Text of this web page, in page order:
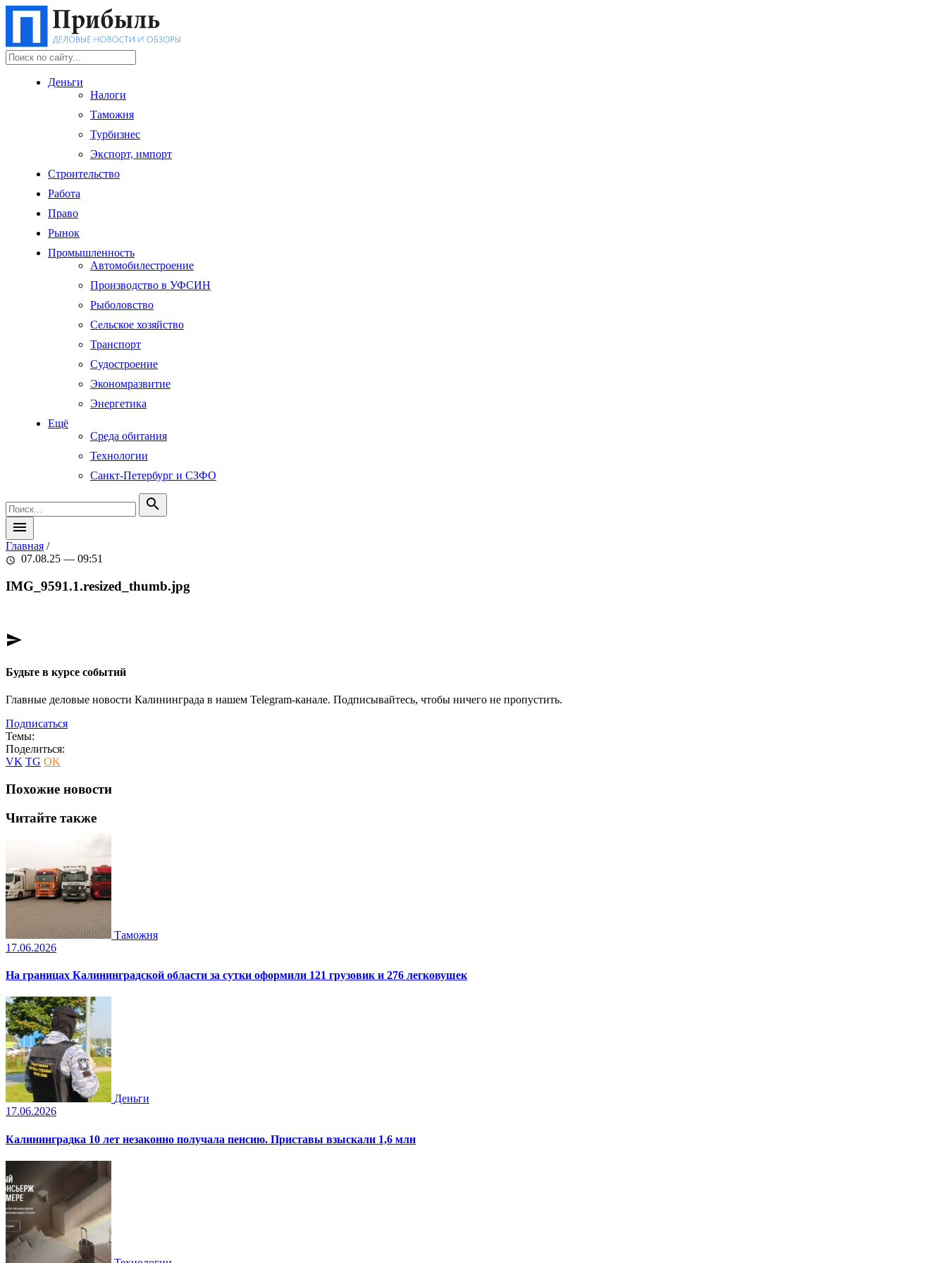
Деньги
Налоги
Таможня
Турбизнес
Экспорт, импорт
Строительство
Работа
Право
Рынок
Промышленность
Автомобилестроение
Производство в УФСИН
Рыболовство
Сельское хозяйство
Транспорт
Судостроение
Экономразвитие
Энергетика
Ещё
Среда обитания
Технологии
Санкт-Петербург и СЗФО
search
menu
Главная /
schedule 07.08.25 — 09:51
IMG_9591.1.resized_thumb.jpg
send
Будьте в курсе событий
Главные деловые новости Калининграда в нашем Telegram-канале. Подписывайтесь, чтобы ничего не пропустить.
Подписаться
Темы:
Поделиться:
VK TG OK
Похожие новости
Читайте также
Таможня
17.06.2026
На границах Калининградской области за сутки оформили 121 грузовик и 276 легковушек
Деньги
17.06.2026
Калининградка 10 лет незаконно получала пенсию. Приставы взыскали 1,6 млн